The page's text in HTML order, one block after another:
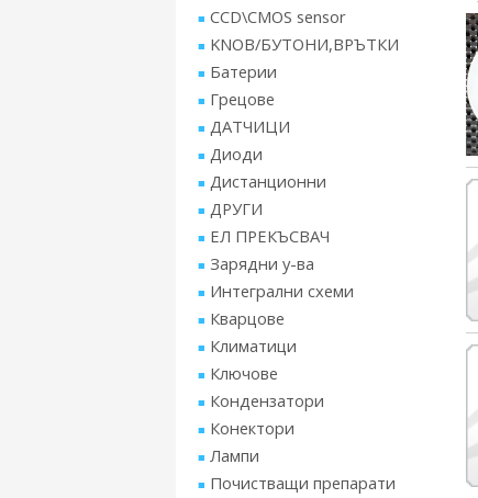
CCD\CMOS sensor
KNOB/БУТОНИ,ВРЪТКИ
Батерии
Грецове
ДАТЧИЦИ
Диоди
Дистанционни
ДРУГИ
ЕЛ ПРЕКЪСВАЧ
Зарядни у-ва
Интегрални схеми
Кварцове
Климатици
Ключове
Кондензатори
Конектори
Лампи
Почистващи препарати